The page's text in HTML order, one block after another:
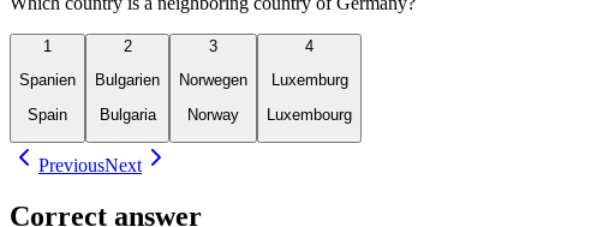
1
Spanien
Spain
2
Bulgarien
Bulgaria
3
Norwegen
Norway
4
Luxemburg
Luxembourg
PreviousNext
Correct answer